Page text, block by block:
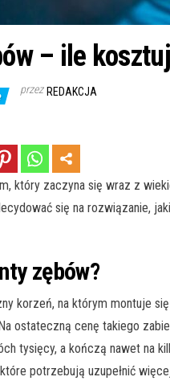
– ile
przez REDAKCJA
który zaczyna się wraz z
się na rozwiązanie,
zębów?
korzeń, na którym montuje
ostateczną cenę takiego
tysięcy, a kończą nawet na
potrzebują uzupełnić